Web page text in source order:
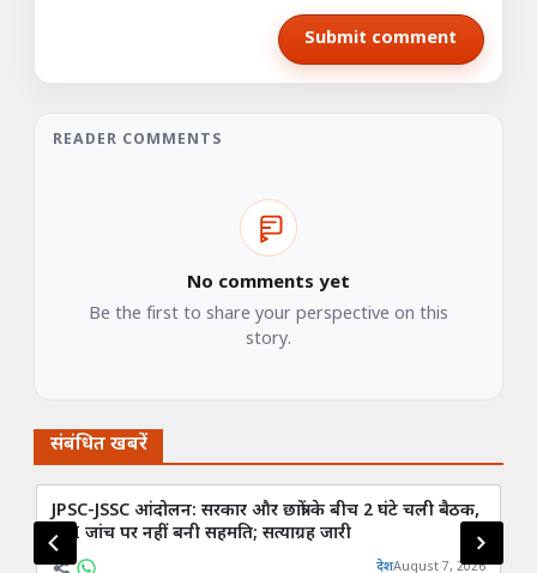
Submit comment
READER COMMENTS
No comments yet
Be the first to share your perspective on this
story.
संबंधित खबरें
JPSC-JSSC आंदोलन: सरकार और छात्रों के बीच 2 घंटे चली बैठक,
CBI जांच पर नहीं बनी सहमति; सत्याग्रह जारी
देशAugust 7, 2026